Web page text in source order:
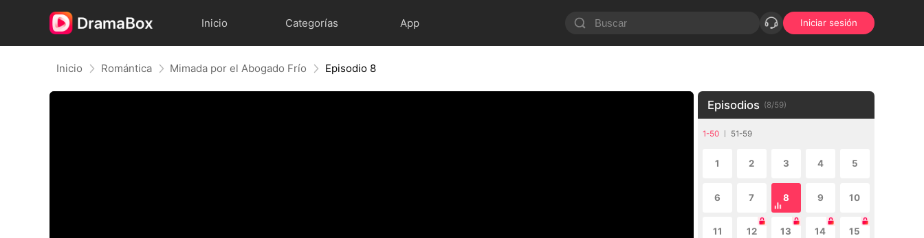
Inicio Categorías App Iniciar sesión
Inicio Romántica Mimada por el Abogado Frío Episodio 8
Episodios (8/59)
1-50 51-59
1 2 3 4 5
6 7 8 9 10
11 12 13 14 15